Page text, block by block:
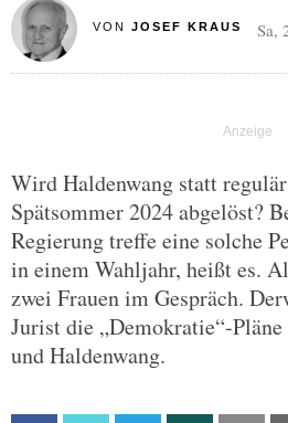
VON JOSEF KRAUS Sa,
Wird Haldenwang statt
Spätsommer 2024 abgelöst?
Regierung treffe eine solche
in einem Wahljahr, heißt es.
zwei Frauen im Gespräch.
Jurist die „Demokratie“-
und Haldenwang.